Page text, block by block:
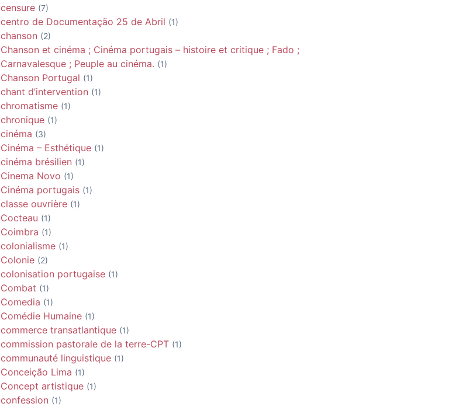
censure (7)
centro de Documentação 25 de Abril (1)
chanson (2)
Chanson et cinéma ; Cinéma portugais – histoire et critique ; Fado ;
Carnavalesque ; Peuple au cinéma. (1)
Chanson Portugal (1)
chant d’intervention (1)
chromatisme (1)
chronique (1)
cinéma (3)
Cinéma – Esthétique (1)
cinéma brésilien (1)
Cinema Novo (1)
Cinéma portugais (1)
classe ouvrière (1)
Cocteau (1)
Coimbra (1)
colonialisme (1)
Colonie (2)
colonisation portugaise (1)
Combat (1)
Comedia (1)
Comédie Humaine (1)
commerce transatlantique (1)
commission pastorale de la terre-CPT (1)
communauté linguistique (1)
Conceição Lima (1)
Concept artistique (1)
confession (1)